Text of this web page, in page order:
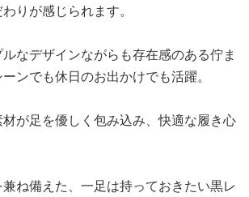
りが感じられます。
なデザインながらも存在感のある佇ま
ンでも休日のお出かけでも活躍。
が足を優しく包み込み、快適な履き心
ね備えた、一足は持っておきたい黒レ